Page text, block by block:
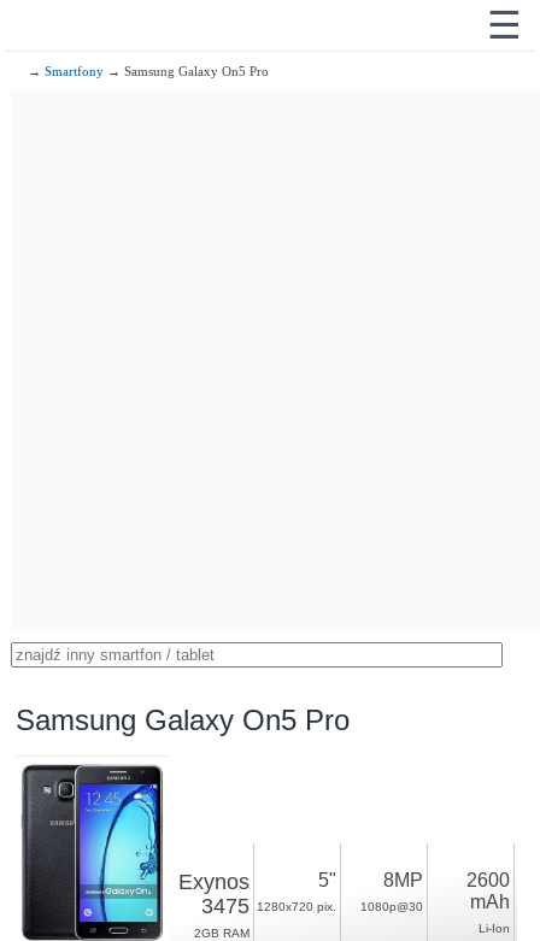
☰
→Smartfony → Samsung Galaxy On5 Pro
Samsung Galaxy On5 Pro
Exynos
3475
2GB RAM
5"
1280x720 pix.
8MP
1080p@30
2600
mAh
Li-Ion